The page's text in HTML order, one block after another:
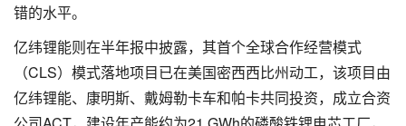
错的水平。
亿纬锂能则在半年报中披露，其首个全球合作经营模式
（CLS）模式落地项目已在美国密西西比州动工，该项目由
亿纬锂能、康明斯、戴姆勒卡车和帕卡共同投资，成立合资